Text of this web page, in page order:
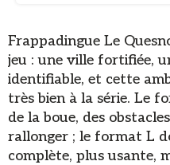
Frappadingue Le
jeu : une ville fortifiée,
identifiable, et cette
très bien à la série. Le
de la boue, des
rallonger ; le format L
complète, plus usante,